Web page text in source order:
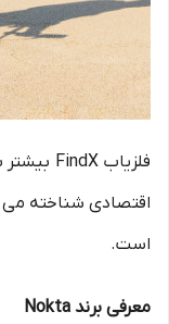
فلزیاب FindX بیشتر به عنوان یک
اقتصادی شناخته
است.
معرفی برند Nokta